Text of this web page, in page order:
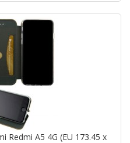
Redmi A5 4G (EU 173.45 x